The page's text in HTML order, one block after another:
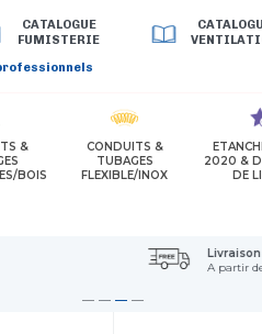
CATALOGUE
FUMISTERIE
&
BOIS
CONDUITS &
TUBAGES
FLEXIBLE/INOX
2020 &
DE
Livraison offerte
A partir de 400€ HT d’achats